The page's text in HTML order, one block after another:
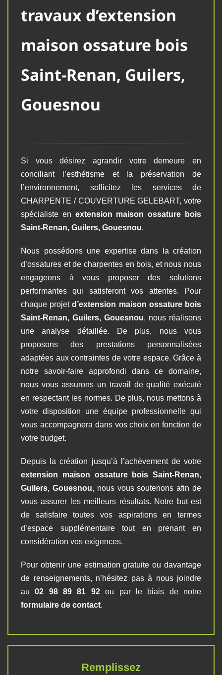
travaux d’extension
maison ossature bois
Saint-Renan, Guilers,
Gouesnou
Si vous désirez agrandir votre demeure en
conciliant l’esthétisme et la préservation de
l’environnement, sollicitez les services de
CHARPENTE / COUVERTURE GELEBART, votre
spécialiste en extension maison ossature bois
Saint-Renan, Guilers, Gouesnou.
Nous possédons une expertise dans la création
d’ossatures et de charpentes en bois, et nous nous
engageons à vous proposer des solutions
performantes qui satisferont vos attentes. Pour
chaque projetd’extension maison ossature bois
Saint-Renan, Guilers, Gouesnou, nous réalisons
une analyse détaillée. De plus, nous vous
proposons des prestations personnalisées
adaptées aux contraintes de votre espace. Grâce à
notre savoir-faire approfondi dans ce domaine,
nous vous assurons un travail de qualité exécuté
en respectant les normes. De plus, nous mettons à
votre disposition une équipe professionnelle qui
vous accompagnera dans vos choix en fonction de
votre budget.
Depuis la création jusqu’à l’achèvement de votre
extension maison ossature bois Saint-Renan,
Guilers, Gouesnou, nous vous soutenons afin de
vous assurer les meilleurs résultats. Notre but est
de satisfaire toutes vos aspirations en termes
d’espace supplémentaire tout en prenant en
considération vos exigences.
Pour obtenir une estimation gratuite ou davantage
de renseignements, n’hésitez pas à nous joindre
au02 98 89 81 92ou par le biais de notre
formulaire de contact.
Remplissez